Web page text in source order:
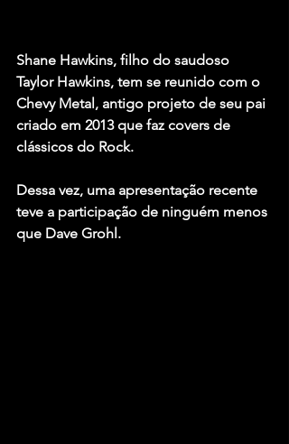
Shane Hawkins, filho do saudoso
Taylor Hawkins, tem se reunido com o
Chevy Metal, antigo projeto de seu pai
criado em 2013 que faz covers de
clássicos do Rock.
Dessa vez, uma apresentação recente
teve a participação de ninguém menos
que Dave Grohl.